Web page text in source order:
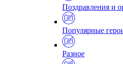
Поздравления и
Популярные
Разное